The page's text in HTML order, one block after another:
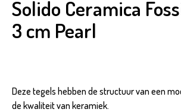
Solido Ceramica
3 cm Pearl
Deze tegels hebben de structuur van een
de kwaliteit van keramiek.